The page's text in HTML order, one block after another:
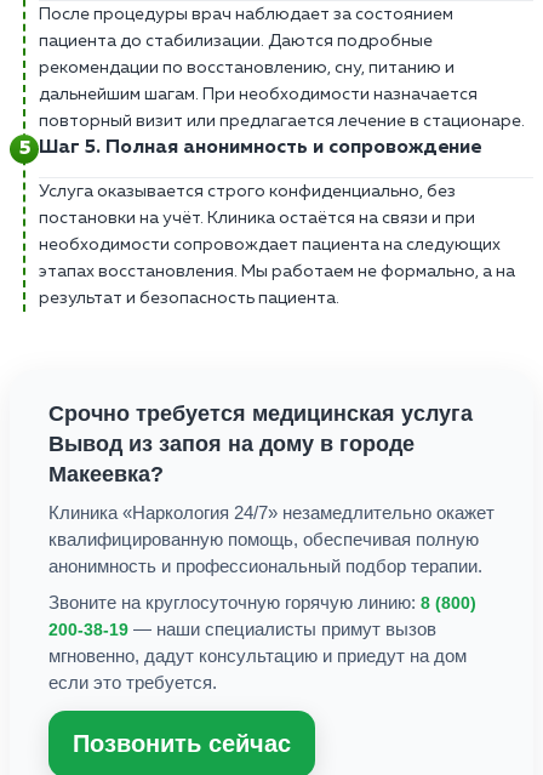
После процедуры врач наблюдает за состоянием
пациента до стабилизации. Даются подробные
рекомендации по восстановлению, сну, питанию и
дальнейшим шагам. При необходимости назначается
повторный визит или предлагается лечение в стационаре.
Шаг 5. Полная анонимность и сопровождение
Услуга оказывается строго конфиденциально, без
постановки на учёт. Клиника остаётся на связи и при
необходимости сопровождает пациента на следующих
этапах восстановления. Мы работаем не формально, а на
результат и безопасность пациента.
Срочно требуется медицинская услуга
Вывод из запоя на дому в городе
Макеевка?
Клиника «Наркология 24/7» незамедлительно окажет
квалифицированную помощь, обеспечивая полную
анонимность и профессиональный подбор терапии.
Звоните на круглосуточную горячую линию: 8 (800)
200-38-19 — наши специалисты примут вызов
мгновенно, дадут консультацию и приедут на дом
если это требуется.
Позвонить сейчас